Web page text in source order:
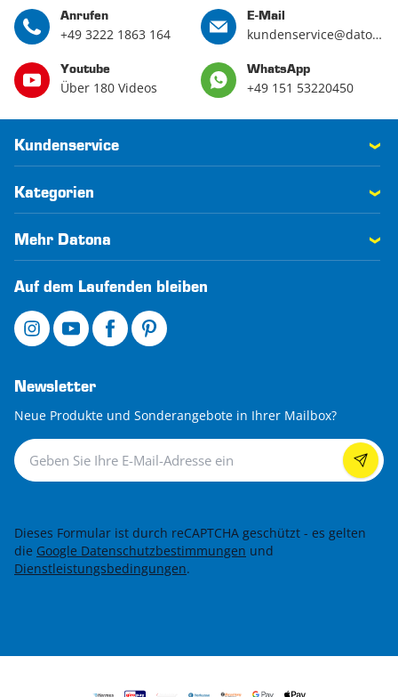
Anrufen
+49 3222 1863 164
E-Mail
kundenservice@datona.de
Youtube
Über 180 Videos
WhatsApp
+49 151 53220450
Kundenservice
Kategorien
Mehr Datona
Auf dem Laufenden bleiben
Newsletter
Neue Produkte und Sonderangebote in Ihrer Mailbox?
Newsletter
Dieses Formular ist durch reCAPTCHA geschützt - es gelten
die Google Datenschutzbestimmungen und
Dienstleistungsbedingungen.